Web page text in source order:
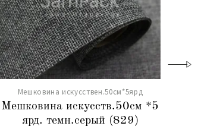
Мешковина искусствен.50см*5ярд
Мешковина искусств.50см *5
ярд. темн.серый (829)